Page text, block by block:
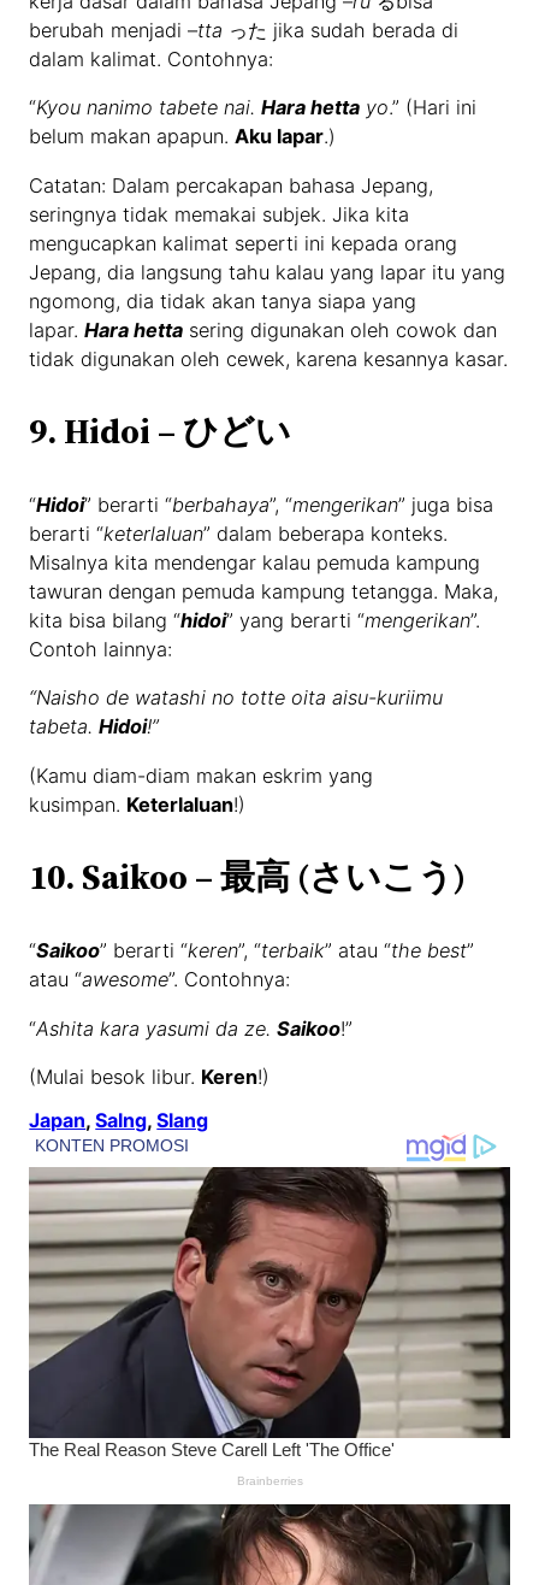
berubah menjadi –tta った jika sudah berada di
dalam kalimat. Contohnya:
“Kyou nanimo tabete nai.Hara hetta yo.” (Hari ini
belum makan apapun.Aku lapar.)
Catatan: Dalam percakapan bahasa Jepang,
seringnya tidak memakai subjek. Jika kita
mengucapkan kalimat seperti ini kepada orang
Jepang, dia langsung tahu kalau yang lapar itu yang
ngomong, dia tidak akan tanya siapa yang
lapar.Hara hetta sering digunakan oleh cowok dan
tidak digunakan oleh cewek, karena kesannya kasar.
9. Hidoi – ひどい
“Hidoi” berarti “berbahaya”, “mengerikan” juga bisa
berarti “keterlaluan” dalam beberapa konteks.
Misalnya kita mendengar kalau pemuda kampung
tawuran dengan pemuda kampung tetangga. Maka,
kita bisa bilang “hidoi” yang berarti “mengerikan”.
Contoh lainnya:
“Naisho de watashi no totte oita aisu-kuriimu
tabeta.Hidoi!”
(Kamu diam-diam makan eskrim yang
kusimpan. Keterlaluan!)
10. Saikoo – 最高 (さいこう)
“Saikoo” berarti “keren”, “terbaik” atau “the best”
atau “awesome”. Contohnya:
“Ashita kara yasumi da ze.Saikoo!”
(Mulai besok libur. Keren!)
Japan, Salng, Slang